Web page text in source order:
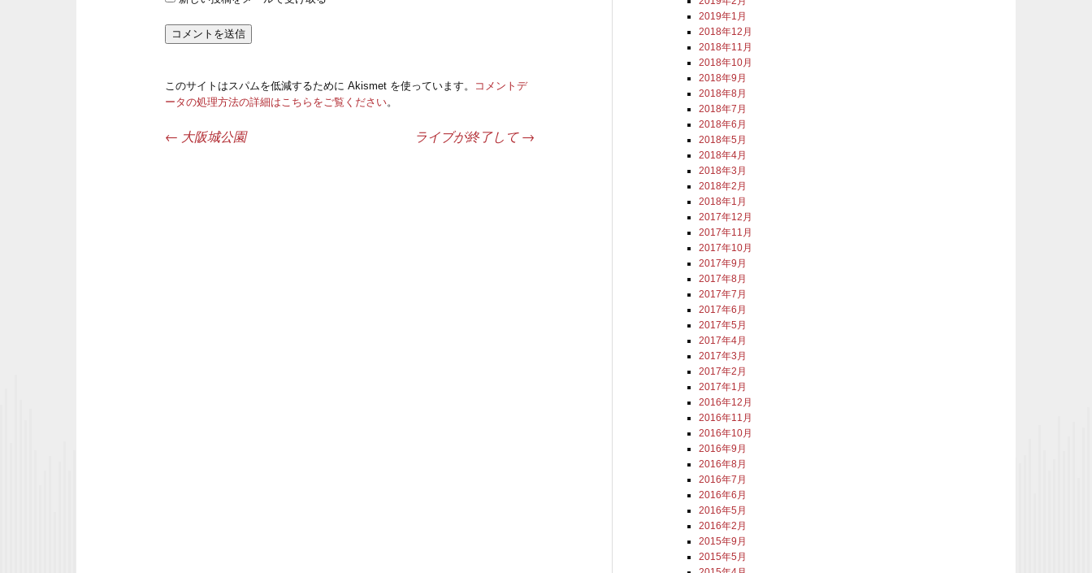
このサイトはスパムを低減するために Akismet を使っています。
コメントデ
ータの処理方法の詳細はこちらをご覧ください。
投稿ナビゲーション
← 大阪城公園 ライブが終了して→
2019年1月
2018年12月
2018年11月
2018年10月
2018年9月
2018年8月
2018年7月
2018年6月
2018年5月
2018年4月
2018年3月
2018年2月
2018年1月
2017年12月
2017年11月
2017年10月
2017年9月
2017年8月
2017年7月
2017年6月
2017年5月
2017年4月
2017年3月
2017年2月
2017年1月
2016年12月
2016年11月
2016年10月
2016年9月
2016年8月
2016年7月
2016年6月
2016年5月
2016年2月
2015年9月
2015年5月